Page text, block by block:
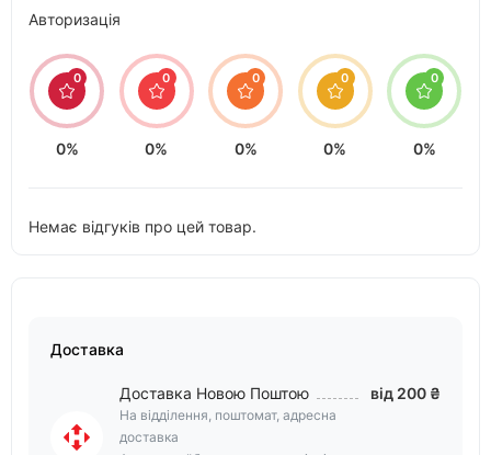
Авторизація
0
0%
0
0%
0
0%
0
0%
0
0%
Немає відгуків про цей товар.
Доставка
Доставка Новою Поштою
На відділення, поштомат, адресна
доставка
від 200 ₴